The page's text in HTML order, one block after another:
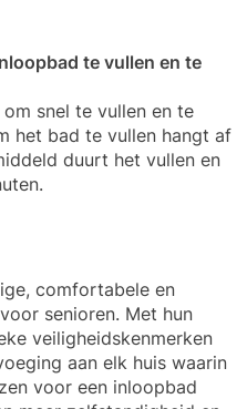
te vullen en te
snel te vullen en te
het bad te vullen hangt af
duurt het vullen en
comfortabele en
senioren. Met hun
veiligheidskenmerken
aan elk huis waarin
voor een inloopbad